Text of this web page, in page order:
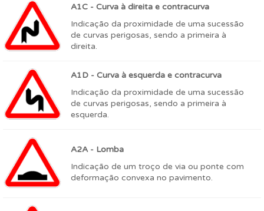
A1C - Curva à direita e contracurva
Indicação da proximidade de uma sucessão
de curvas perigosas, sendo a primeira à
direita.
A1D - Curva à esquerda e contracurva
Indicação da proximidade de uma sucessão
de curvas perigosas, sendo a primeira à
esquerda.
A2A - Lomba
Indicação de um troço de via ou ponte com
deformação convexa no pavimento.